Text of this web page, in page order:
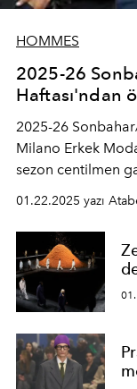
HOMMES
2025-26
Haftası'ndan
2025-26
Milano Erkek
sezon centilmen
görünümlere
01.22.2025 yazı